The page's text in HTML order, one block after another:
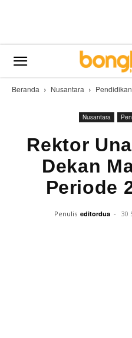
Beranda Nusantara Pendidikan
Nusantara
Rektor
Dekan
Periode
Penulis editordua - 30